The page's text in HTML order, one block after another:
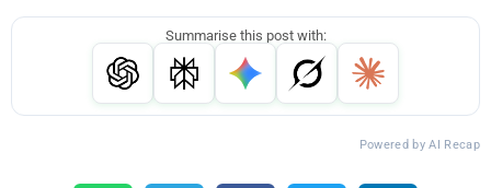
Summarise this post with:
Powered by AI Recap